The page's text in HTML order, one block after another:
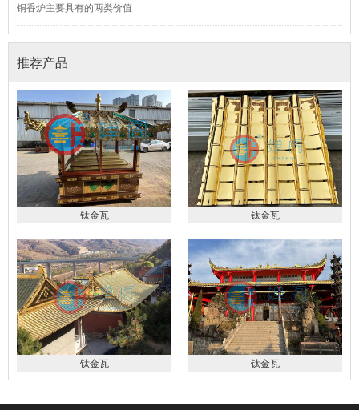
铜香炉主要具有的两类价值
推荐产品
钛金瓦 钛金瓦
钛金瓦 钛金瓦